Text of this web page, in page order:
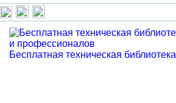
Бесплатная техническая библиотека